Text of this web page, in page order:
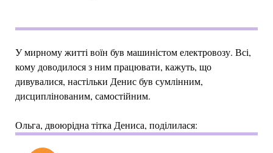
У мирному житті воїн був машиністом електровозу. Всі,
кому доводилося з ним працювати, кажуть, що
дивувалися, настільки Денис був сумлінним,
дисциплінованим, самостійним.
Ольга, двоюрідна тітка Дениса, поділилася: